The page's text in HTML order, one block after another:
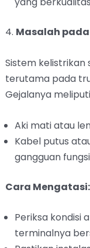
4. Masalah
Sistem kelistrikan
terutama pada
Gejalanya
Aki mati atau
Kabel putus
gangguan
Cara Mengatasi:
Periksa kondisi
terminalnya